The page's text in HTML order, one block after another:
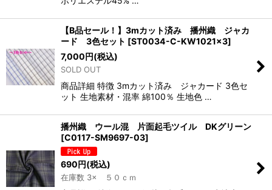
【B品セール！】3mカット済み 播州織 ジャカ
ード 3色セット [ST0034-C-KW1021×3]
7,000円(税込)
SOLD OUT
商品詳細 特徴 3mカット済み ジャカード 3色セ
ット 生地素材・混率 綿100％ 生地色 …
播州織 ウール混 片面起毛ツイル DKグリーン
[C0117-SM9697-03]
690円(税込)
在庫数 3× ５０ｃｍ